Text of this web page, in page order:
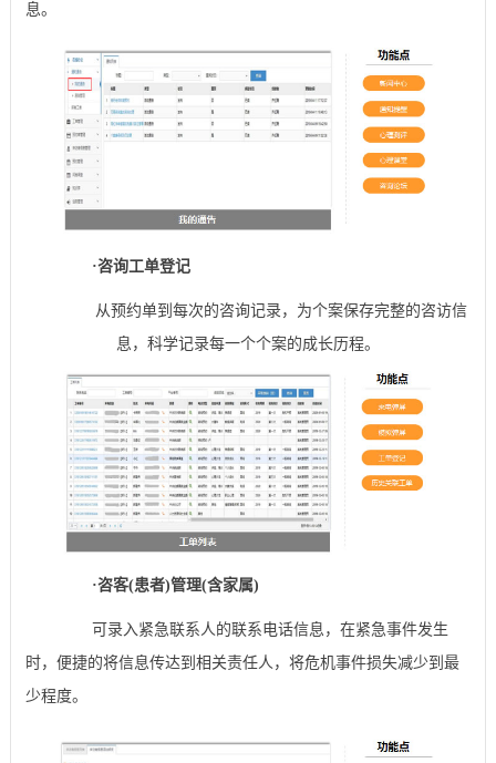
息。
·咨询工单登记
从预约单到每次的咨询记录，为个案保存完整的咨访信
息，科学记录每一个个案的成长历程。
·咨客(患者)管理(含家属)
可录入紧急联系人的联系电话信息，在紧急事件发生
时，便捷的将信息传达到相关责任人，将危机事件损失减少到最
少程度。